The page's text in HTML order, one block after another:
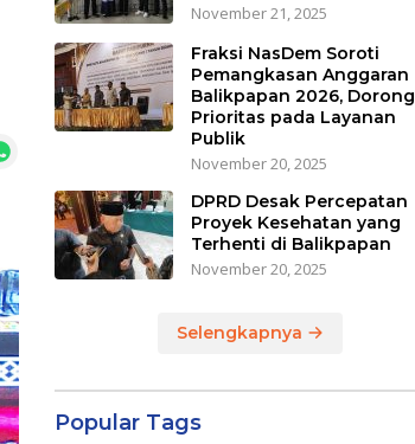
November 21, 2025
Fraksi NasDem Soroti
Pemangkasan Anggaran
Balikpapan 2026, Dorong
Prioritas pada Layanan
Publik
November 20, 2025
DPRD Desak Percepatan
Proyek Kesehatan yang
Terhenti di Balikpapan
November 20, 2025
Selengkapnya
Popular Tags